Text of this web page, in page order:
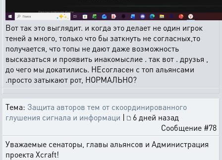
Вот так это выглядит. и когда это делает не один игрок
теней а много, только что бы заткнуть не согласных,то
получается, что топы не дают даже возможность
высказаться и проявить инакомыслие . так вот . друзья ,
до чего мы докатились. НЕсогласен с топ альянсами
.просто затыкают рот, НОРМАЛЬНО?
Тема: Защита авторов тем от скоординированного
глушения сигнала и информаци |
6 дней назад
Сообщение #78
Уважаемые сенаторы, главы альянсов и Администрация
проекта Xcraft!